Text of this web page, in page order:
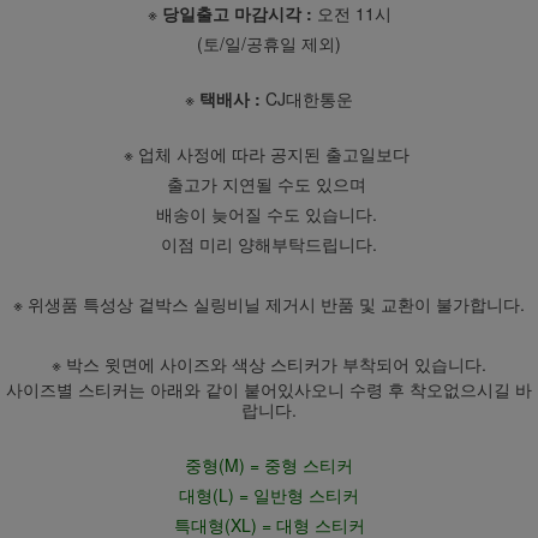
※ 당일출고 마감시각 : 오전 11시
(토/일/공휴일 제외)
※ 택배사 : CJ대한통운
※ 업체 사정에 따라 공지된 출고일보다
출고가 지연될 수도 있으며
배송이 늦어질 수도 있습니다.
이점 미리 양해부탁드립니다.
※ 위생품 특성상 겉박스 실링비닐 제거시 반품 및 교환이 불가합니다.
※ 박스 윗면에 사이즈와 색상 스티커가 부착되어 있습니다.
사이즈별 스티커는 아래와 같이 붙어있사오니 수령 후 착오없으시길 바
랍니다.
중형(M) = 중형 스티커
대형(L) = 일반형 스티커
특대형(XL) = 대형 스티커